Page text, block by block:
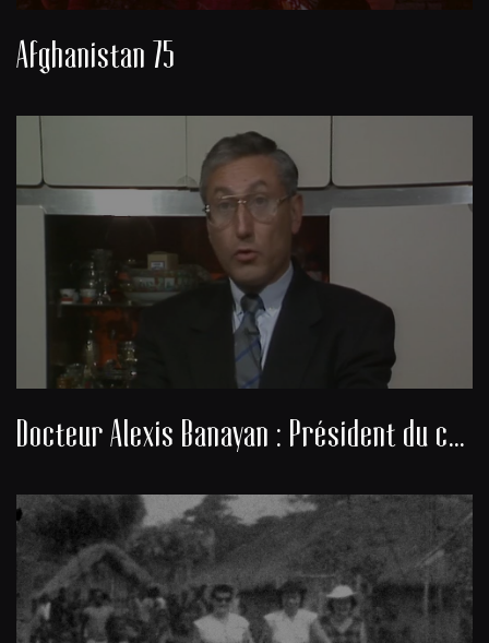
Afghanistan 75
Docteur Alexis Banayan : Président du consistoire de la communauté juive de Bordeaux